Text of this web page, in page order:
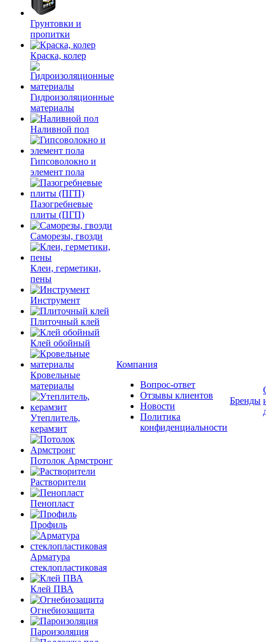
Грунтовки и
пропитки
Краска, колер
Гидроизоляционные
материалы
Наливной пол
Гипсоволокно и
элемент пола
Пазогребневые
плиты (ПГП)
Саморезы, гвозди
Клеи, герметики,
пены
Инструмент
Плиточный клей
Клей обойный
Кровельные
материалы
Утеплитель,
керамзит
Потолок Армстронг
Растворители
Пенопласт
Профиль
Арматура
стеклопластиковая
Клей ПВА
Огнебиозащита
Пароизоляция
Компания
Вопрос-ответ
Отзывы клиентов
Новости
Политика
конфиденциальности
Бренды